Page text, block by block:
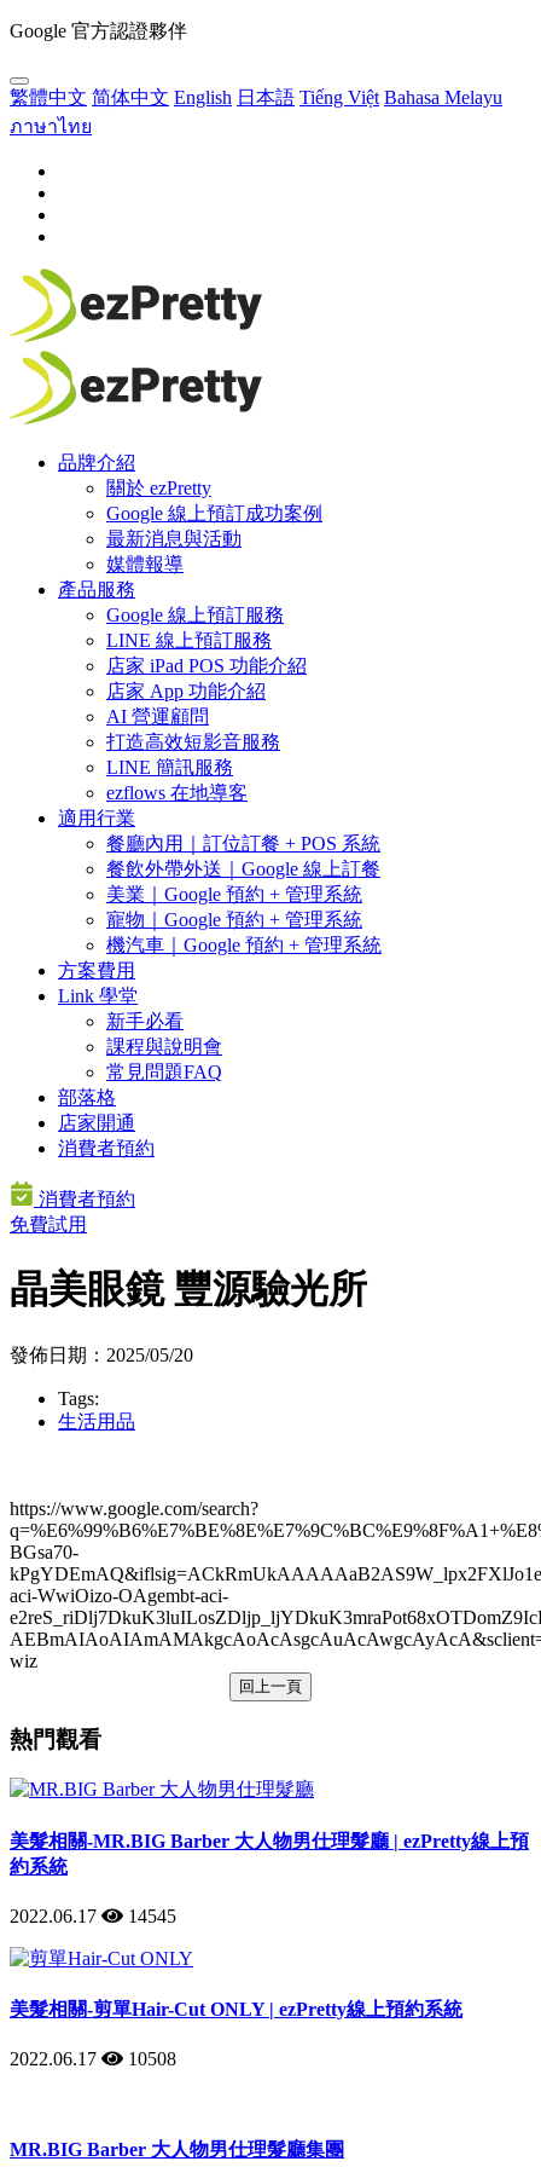
Google 官方認證夥伴
繁體中文 简体中文 English 日本語 Tiếng Việt Bahasa Melayu
ภาษาไทย
品牌介紹
關於 ezPretty
Google 線上預訂成功案例
最新消息與活動
媒體報導
產品服務
Google 線上預訂服務
LINE 線上預訂服務
店家 iPad POS 功能介紹
店家 App 功能介紹
AI 營運顧問
打造高效短影音服務
LINE 簡訊服務
ezflows 在地導客
適用行業
餐廳內用｜訂位訂餐 + POS 系統
餐飲外帶外送｜Google 線上訂餐
美業｜Google 預約 + 管理系統
寵物｜Google 預約 + 管理系統
機汽車｜Google 預約 + 管理系統
方案費用
Link 學堂
新手必看
課程與說明會
常見問題FAQ
部落格
店家開通
消費者預約
消費者預約
免費試用
晶美眼鏡 豐源驗光所
發佈日期：2025/05/20
Tags:
生活用品
https://www.google.com/search?
BGsa70-
aci-WwiOizo-OAgembt-aci-
wiz
回上一頁
熱門觀看
美髮相關-MR.BIG Barber 大人物男仕理髮廳 | ezPretty線上預
約系統
2022.06.17 14545
美髮相關-剪單Hair-Cut ONLY | ezPretty線上預約系統
2022.06.17 10508
MR.BIG Barber 大人物男仕理髮廳集團